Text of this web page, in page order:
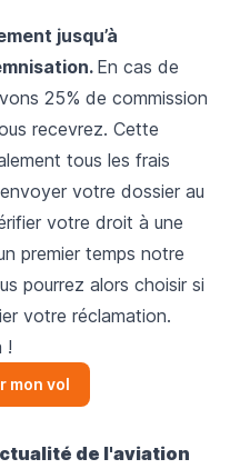
jusqu’à
En cas de
25% de commission
recevrez. Cette
tous les frais
votre dossier au
votre droit à une
premier temps notre
pourrez alors choisir si
votre réclamation.
!
mon vol
de l'aviation